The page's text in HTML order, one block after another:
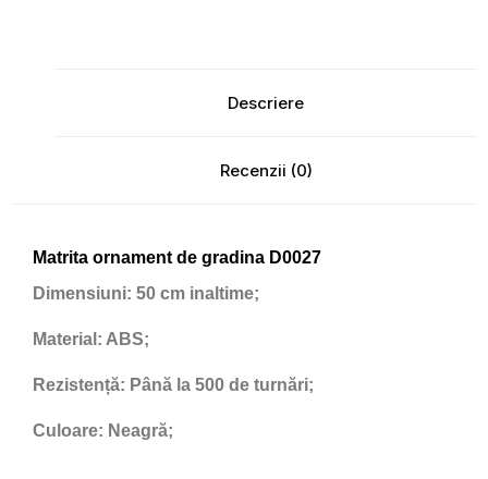
Descriere
Recenzii (0)
Matrita ornament de gradina D0027
Dimensiuni: 50 cm inaltime;
Material: ABS;
Rezistență: Până la 500 de turnări;
Culoare: Neagră;